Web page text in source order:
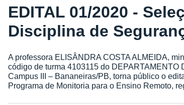
EDITAL 01/2020 -
Disciplina de
A professora ELISÂNDRA COSTA ALMEIDA,
código de turma 4103115 do
Campus III – Bananeiras/PB, torna público o
Programa de Monitoria para o Ensino Remoto,